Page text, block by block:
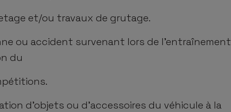
et/ou travaux de grutage.
ou accident survenant lors de l’entraînement
du
d’objets ou d’accessoires du véhicule à la